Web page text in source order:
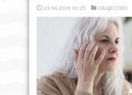
23.04.2026 01:25 ОБЩЕСТВО